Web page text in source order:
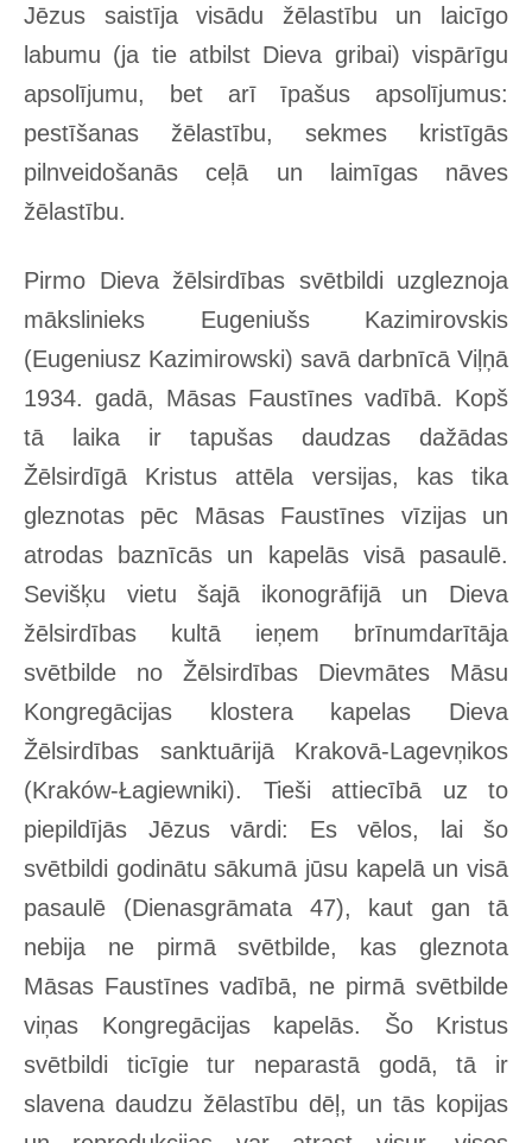
Jēzus saistīja visādu žēlastību un laicīgo
labumu (ja tie atbilst Dieva gribai) vispārīgu
apsolījumu, bet arī īpašus apsolījumus:
pestīšanas žēlastību, sekmes kristīgās
pilnveidošanās ceļā un laimīgas nāves
žēlastību.
Pirmo Dieva žēlsirdības svētbildi uzgleznoja
mākslinieks Eugeniušs Kazimirovskis
(Eugeniusz Kazimirowski) savā darbnīcā Viļņā
1934. gadā, Māsas Faustīnes vadībā. Kopš
tā laika ir tapušas daudzas dažādas
Žēlsirdīgā Kristus attēla versijas, kas tika
gleznotas pēc Māsas Faustīnes vīzijas un
atrodas baznīcās un kapelās visā pasaulē.
Sevišķu vietu šajā ikonogrāfijā un Dieva
žēlsirdības kultā ieņem brīnumdarītāja
svētbilde no Žēlsirdības Dievmātes Māsu
Kongregācijas klostera kapelas Dieva
Žēlsirdības sanktuārijā Krakovā-Lagevņikos
(Kraków-Łagiewniki). Tieši attiecībā uz to
piepildījās Jēzus vārdi: Es vēlos, lai šo
svētbildi godinātu sākumā jūsu kapelā un visā
pasaulē (Dienasgrāmata 47), kaut gan tā
nebija ne pirmā svētbilde, kas gleznota
Māsas Faustīnes vadībā, ne pirmā svētbilde
viņas Kongregācijas kapelās. Šo Kristus
svētbildi ticīgie tur neparastā godā, tā ir
slavena daudzu žēlastību dēļ, un tās kopijas